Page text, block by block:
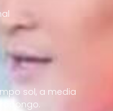
sol, a media